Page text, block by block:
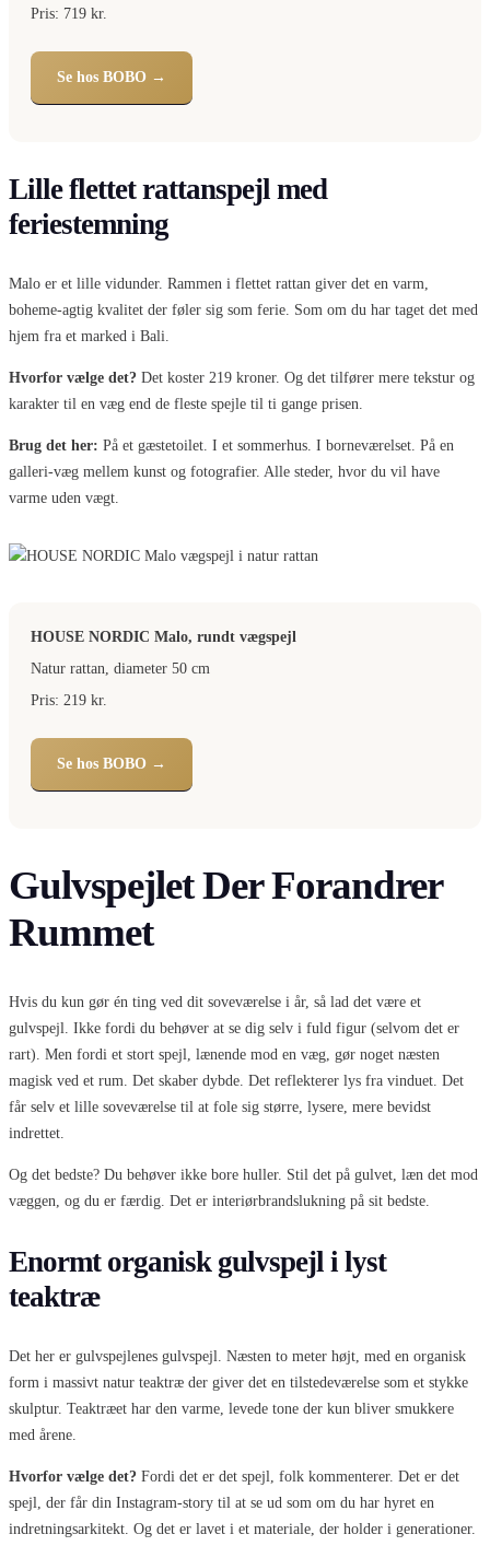
Pris: 719 kr.
Se hos BOBO →
Lille flettet rattanspejl med
feriestemning
Malo er et lille vidunder. Rammen i flettet rattan giver det en varm,
boheme-agtig kvalitet der føler sig som ferie. Som om du har taget det med
hjem fra et marked i Bali.
Hvorfor vælge det? Det koster 219 kroner. Og det tilfører mere tekstur og
karakter til en væg end de fleste spejle til ti gange prisen.
Brug det her: På et gæstetoilet. I et sommerhus. I borneværelset. På en
galleri-væg mellem kunst og fotografier. Alle steder, hvor du vil have
varme uden vægt.
HOUSE NORDIC Malo, rundt vægspejl
Natur rattan, diameter 50 cm
Pris: 219 kr.
Se hos BOBO →
Gulvspejlet Der Forandrer
Rummet
Hvis du kun gør én ting ved dit soveværelse i år, så lad det være et
gulvspejl. Ikke fordi du behøver at se dig selv i fuld figur (selvom det er
rart). Men fordi et stort spejl, lænende mod en væg, gør noget næsten
magisk ved et rum. Det skaber dybde. Det reflekterer lys fra vinduet. Det
får selv et lille soveværelse til at fole sig større, lysere, mere bevidst
indrettet.
Og det bedste? Du behøver ikke bore huller. Stil det på gulvet, læn det mod
væggen, og du er færdig. Det er interiørbrandslukning på sit bedste.
Enormt organisk gulvspejl i lyst
teaktræ
Det her er gulvspejlenes gulvspejl. Næsten to meter højt, med en organisk
form i massivt natur teaktræ der giver det en tilstedeværelse som et stykke
skulptur. Teaktræet har den varme, levede tone der kun bliver smukkere
med årene.
Hvorfor vælge det? Fordi det er det spejl, folk kommenterer. Det er det
spejl, der får din Instagram-story til at se ud som om du har hyret en
indretningsarkitekt. Og det er lavet i et materiale, der holder i generationer.